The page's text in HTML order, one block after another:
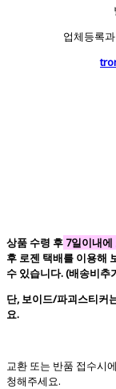
업체등록
상품 수령 후 7일이내
후 로젠 택배를 이용해
수 있습니다. (배송비추
단, 보이드/파괴스티커
요.
교환 또는 반품 접수시
청해주세요.